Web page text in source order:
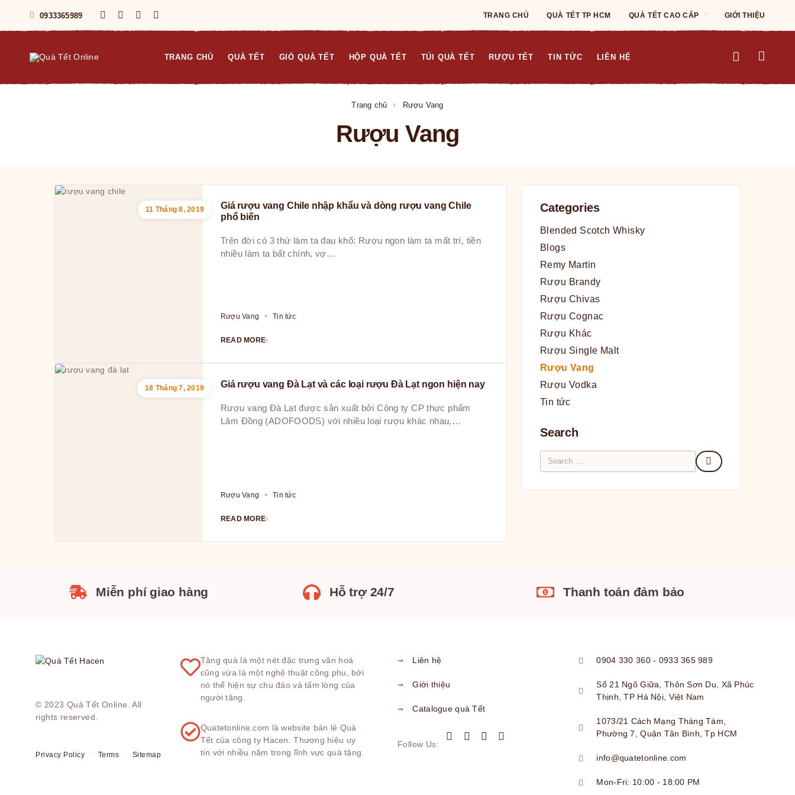
0933365989 TRANG CHỦ QUÀ TẾT TP HCM QUÀ TẾT CAO CẤP GIỚI THIỆU
TRANG CHỦ QUÀ TẾT GIỎ QUÀ TẾT HỘP QUÀ TẾT TÚI QUÀ TẾT RƯỢU TẾT TIN TỨC LIÊN HỆ
Trang chủ Rượu Vang
Rượu Vang
11 Tháng 8, 2019
Giá rượu vang Chile nhập khẩu và dòng rượu vang Chile
phổ biến
Trên đời có 3 thứ làm ta đau khổ: Rượu ngon làm ta mất trí, tiền
nhiều làm ta bất chính, vợ…
Rượu Vang Tin tức
READ MORE
18 Tháng 7, 2019 Giá rượu vang Đà Lạt và các loại rượu Đà Lạt ngon hiện nay
Rượu vang Đà Lạt được sản xuất bởi Công ty CP thực phẩm
Lâm Đồng (ADOFOODS) với nhiều loại rượu khác nhau,…
Rượu Vang Tin tức
READ MORE
Categories
Blended Scotch Whisky
Blogs
Remy Martin
Rượu Brandy
Rượu Chivas
Rượu Cognac
Rượu Khác
Rượu Single Malt
Rượu Vang
Rượu Vodka
Tin tức
Search
Miễn phí giao hàng Hỗ trợ 24/7 Thanh toán đảm bảo
© 2023 Quà Tết Online . All
rights reserved.
Privacy Policy Terms Sitemap
Tặng quà là một nét đặc trưng văn hoá
cũng vừa là một nghệ thuật công phu, bởi
nó thể hiện sự chu đáo và tấm lòng của
người tặng.
Quatetonline.com là website bán lẻ Quà
Tết của công ty Hacen. Thương hiệu uy
tín với nhiều năm trong lĩnh vực quà tặng.
Liên hệ
Giới thiệu
Catalogue quà Tết
Follow Us:
0904 330 360 - 0933 365 989
Số 21 Ngõ Giữa, Thôn Sơn Du, Xã Phúc
Thịnh, TP Hà Nội, Việt Nam
1073/21 Cách Mạng Tháng Tám,
Phường 7, Quận Tân Bình, Tp HCM
info@quatetonline.com
Mon-Fri: 10:00 - 18:00 PM